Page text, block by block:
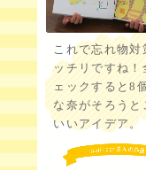
これで忘れ物対
ッチリですね！
ェックすると8
な奈がそろうと
いいアイデア。